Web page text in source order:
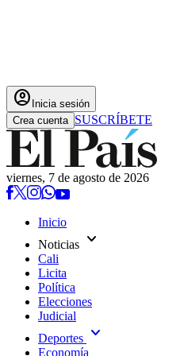
account_circle Inicia sesión
Crea cuenta SUSCRÍBETE
viernes, 7 de agosto de 2026
Inicio
Noticias expand_more
Cali
Licita
Política
Elecciones
Judicial
Deportes expand_more
Economía